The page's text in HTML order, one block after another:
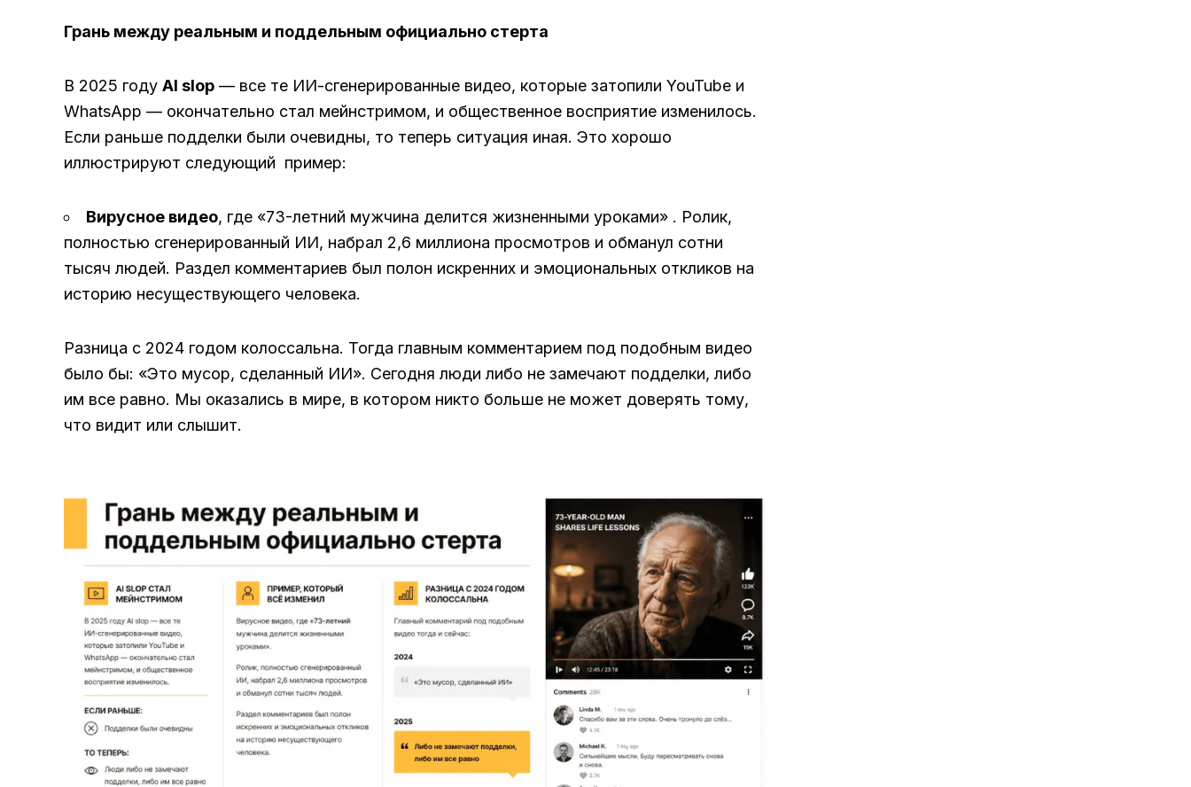
Грань между реальным и поддельным официально стерта
В 2025 году AI slop — все те ИИ-сгенерированные видео, которые затопили YouTube и
WhatsApp — окончательно стал мейнстримом, и общественное восприятие изменилось.
Если раньше подделки были очевидны, то теперь ситуация иная. Это хорошо
иллюстрируют следующий пример:
Вирусное видео, где «73-летний мужчина делится жизненными уроками» . Ролик,
полностью сгенерированный ИИ, набрал 2,6 миллиона просмотров и обманул сотни
тысяч людей. Раздел комментариев был полон искренних и эмоциональных откликов на
историю несуществующего человека.
Разница с 2024 годом колоссальна. Тогда главным комментарием под подобным видео
было бы: «Это мусор, сделанный ИИ». Сегодня люди либо не замечают подделки, либо
им все равно. Мы оказались в мире, в котором никто больше не может доверять тому,
что видит или слышит.